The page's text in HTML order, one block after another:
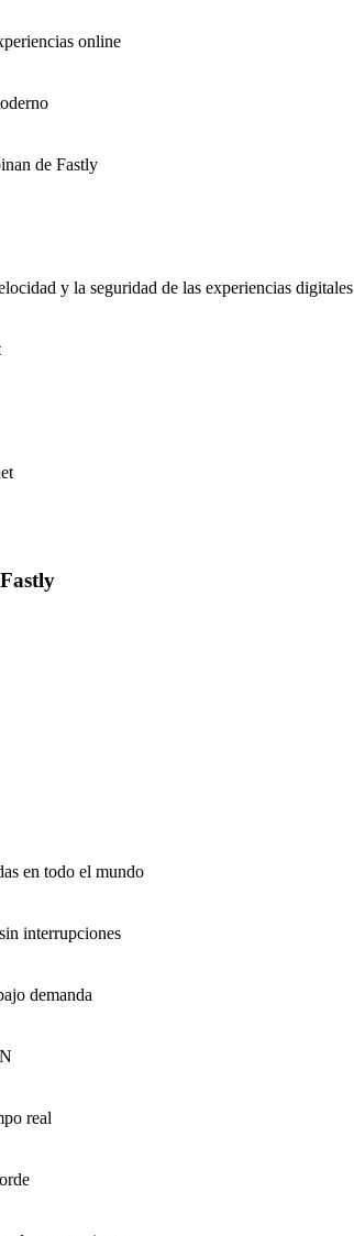
online
de Fastly
y la seguridad de las experiencias digitales
en todo el mundo
interrupciones
demanda
real